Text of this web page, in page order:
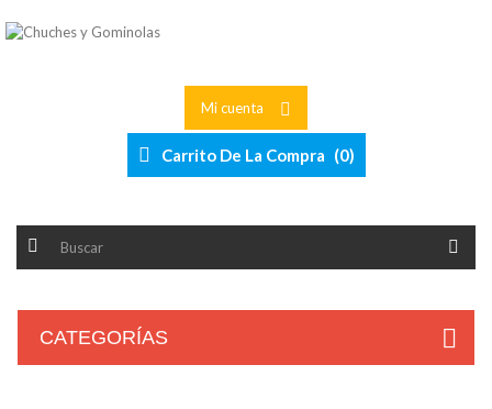
Mi cuenta
Carrito De La Compra (0)
CATEGORÍAS